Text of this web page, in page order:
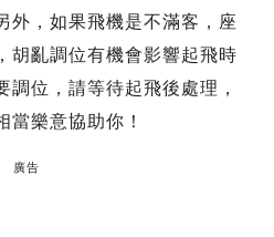
外，如果飛機是不滿客，座
胡亂調位有機會影響起飛時
調位，請等待起飛後處理，
當樂意協助你！
廣告